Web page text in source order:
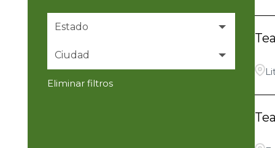
Estado
Ciudad
Eliminar filtros